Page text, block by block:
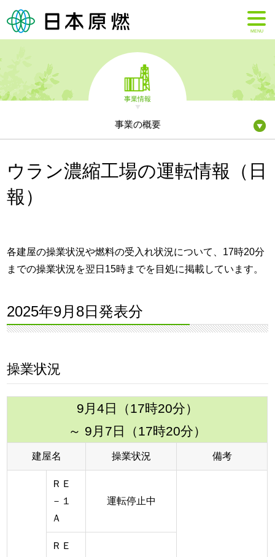
MENU
事業情報
事業の概要
ウラン濃縮工場の運転情報（日
報）
各建屋の操業状況や燃料の受入れ状況について、17時20分
までの操業状況を翌日15時までを目処に掲載しています。
2025年9月8日発表分
操業状況
9月4日（17時20分）
～ 9月7日（17時20分）
建屋名 操業状況 備考
ＲＥ
－１
Ａ
運転停止中
ＲＥ